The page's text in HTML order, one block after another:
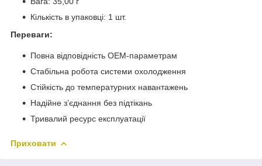
Кількість в упаковці: 1 шт.
Переваги:
Повна відповідність OEM-параметрам
Стабільна робота системи охолодження
Стійкість до температурних навантажень
Надійне з’єднання без підтікань
Тривалий ресурс експлуатації
Приховати